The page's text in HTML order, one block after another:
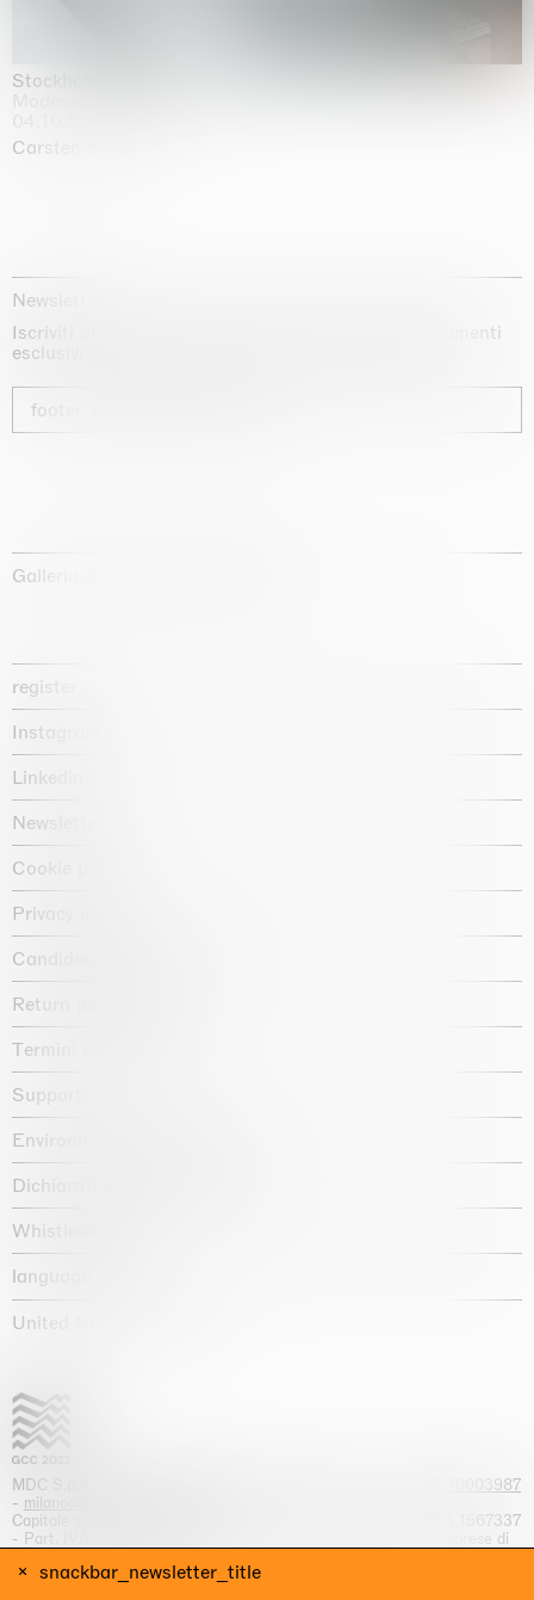
Stockholm Slides
Carsten Höller
snackbar_newsletter_title
Newsletter
Iscriviti alla nostra newsletter per ricevere aggiornamenti
esclusivi sui nostri artisti, sulle mostre e sulle fiere.
footer_newsletter_subscribe
Galleria d'arte fondata nel 1987
register
Instagram
Linkedin
Newsletter
Cookie policy
Privacy policy
Candidate privacy notice
Return policy shop
Termini e condizioni
Supporto
Environmental statement
Dichiarazione di accessibilità
Whistleblowing
language :
United States / USD $
MDC S.p.A. -
+39 02 70003987
- milano@massimodecarlo.com
Capitale sociale interamente versato: EUR 1.514.762,00 – REA 1567337
- Part. IVA / C.F. 12584550151 - Iscrizione al Registro delle imprese di